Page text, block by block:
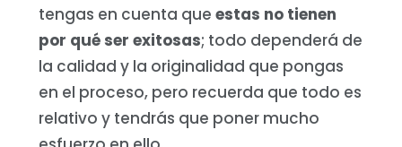
tengas en cuenta queestas no tienen
por qué ser exitosas; todo dependerá de
la calidad y la originalidad que pongas
en el proceso, pero recuerda que todo es
relativo y tendrás que poner mucho